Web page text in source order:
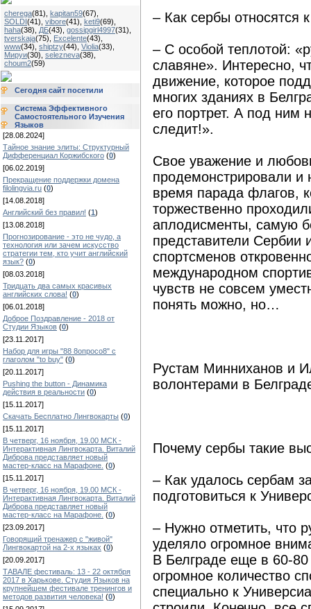
cherega(81) kapitan59(67)
SOLDI(41) vibore(41) keti9(69)
haha(38) ДБ(43) gossipgirl4997(31)
tverskaja(75) Excelente(43)
www(34) shiptzy(44) Violia(33)
Мируи(30) selezneva(38)
choum2(59)
Сегодня сайт посетили
Система Эффективного
Самостоятельного Изучения
Языков
[28.08.2024]
Тайное знание элиты: Структурный
Дифференциал Коржибского (0)
[06.02.2019]
Прекращение поддержки домена
filolingvia.ru (0)
[14.08.2018]
Английский без правил! (1)
[13.08.2018]
Прогнозирование - это не чудо, а
технология или зачем искусство
стратегии тем, кто учит английский
язык? (0)
[08.03.2018]
Тридцать два самых красивых
английских слова! (0)
[06.01.2018]
Доброе Поздравление - 2018 от
Студии Языков (0)
[23.11.2017]
Набор для игры "88 8опросо8" с
глаголом "to buy" (0)
[20.11.2017]
Pushing the button - Динамика
действия в реальности (0)
[15.11.2017]
Скачать Бесплатно Лингвокарты (0)
[15.11.2017]
В четверг, 16 ноября, 19.00 МСК -
Интерактивная Лингвокарта. Виталий
Диброва представляет новый
мастер-класс на Марафоне. (0)
[15.11.2017]
В четверг, 16 ноября, 19.00 МСК -
Интерактивная Лингвокарта. Виталий
Диброва представляет новый
мастер-класс на Марафоне. (0)
[23.09.2017]
Говорящий тренажер с "живой"
Лингвокартой на 2-х языках (0)
[20.09.2017]
ТАВАЛЕ фестиваль: 13 - 22 октября
2017 в Харькове. Студия Языков на
крупнейшем фестивале тренингов и
методов развития человека! (0)
– Как сербы относятся
– С особой теплотой:
славяне». Интересно,
движение, которое
многих зданиях в
его портрет. А под ним
следит!».
Свое уважение и
продемонстрировали и
время парада флагов,
торжественно
аплодисменты, самую
представители Сербии
спортсменов
международном
чувств не совсем
понять можно, но…
Рустам Минниханов и
волонтерами в
Почему сербы такие
– Как удалось сербам
подготовиться к
– Нужно отметить, что
уделяло огромное
В Белграде еще в 60-80
огромное количество
специально к